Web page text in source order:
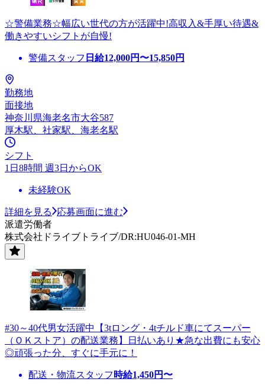
☆警備業務☆幅広い世代の方が活躍中!高収入&手厚い待遇&
働きやすいシフトが自慢!
警備スタッフ 日給12,000円〜15,850円
勤務地
面接地
神奈川県海老名市大谷587
厚木駅、社家駅、海老名駅
シフト
1日8時間 週3日からOK
未経験OK
詳細を見る
応募画面に進む
派遣労働者
株式会社ドライブトライブ/DR:HU046-01-MH
#30～40代男女活躍中【3tロング・4tチルド車にてスーパー
（ＯＫストア）の配送業務】日払いあり★急な出費にも安心
◎頑張った分、すぐに手元に！
配送・物流スタッフ 時給1,450円〜